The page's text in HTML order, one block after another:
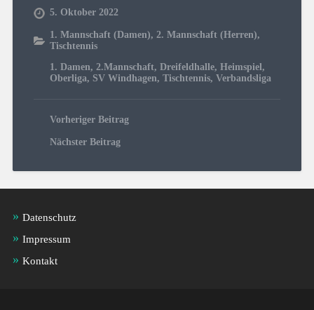
5. Oktober 2022
1. Mannschaft (Damen), 2. Mannschaft (Herren),
Tischtennis
1. Damen, 2.Mannschaft, Dreifeldhalle, Heimspiel,
Oberliga, SV Windhagen, Tischtennis, Verbandsliga
Vorheriger Beitrag
Nächster Beitrag
Datenschutz
Impressum
Kontakt